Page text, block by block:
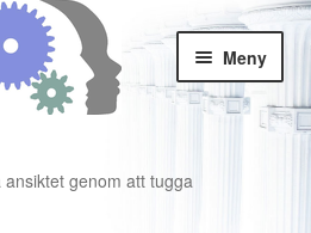
Meny
ansiktet genom att tugga